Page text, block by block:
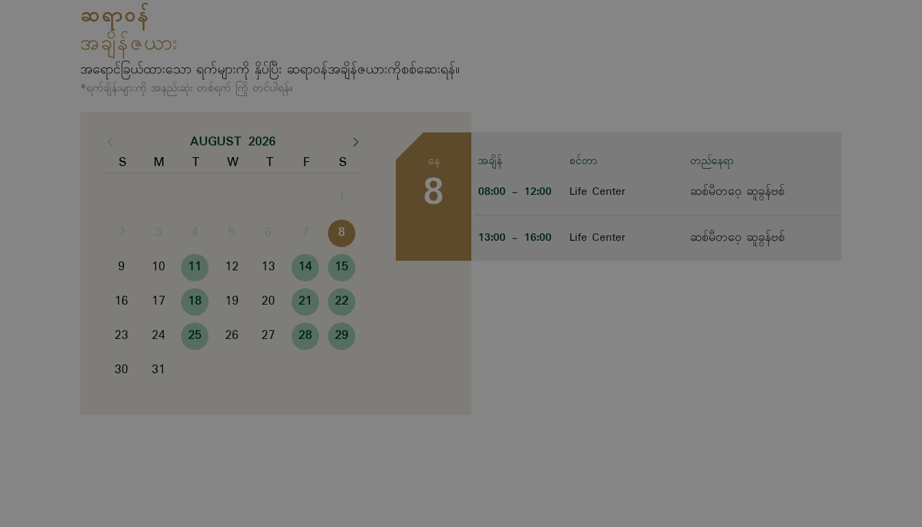
ဆရာဝန်
အချိန်ဇယား
အရောင်ခြယ်ထားသော ရက်များကို နှိပ်ပြီး ဆရာဝန်အချိန်ဇယားကိုစစ်ဆေးရန်။
*ရက်ချိန်းများကို အနည်းဆုံး တစ်ရက် ကြို တင်ပါရန်။
AUGUST 2026
S
M T W T F
S
8
9
10 11 12 13 14
15
16
17 18 19 20 21
22
23
24 25 26 27 28
29
30
31
နေ
8
အချိန် စင်တာ တည်နေရာ
08:00 - 12:00 Life Center ဆစ်မီတဝေ့ ဆူခွန်ဗစ်
13:00 - 16:00 Life Center ဆစ်မီတဝေ့ ဆူခွန်ဗစ်